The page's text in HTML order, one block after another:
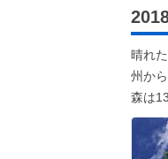
晴れ
州か
森は